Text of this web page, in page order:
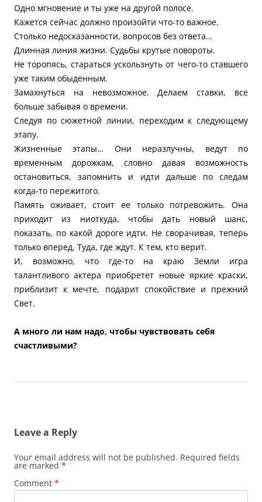
Одно мгновение и ты уже на другой полосе.
Кажется сейчас должно произойти что-то важное.
Столько недосказанности, вопросов без ответа…
Длинная линия жизни. Судьбы крутые повороты.
Не торопясь, стараться ускользнуть от чего-то ставшего
уже таким обыденным.
Замахнуться на невозможное. Делаем ставки, все
больше забывая о времени.
Следуя по сюжетной линии, переходим к следующему
этапу.
Жизненные этапы… Они неразлучны, ведут по
временным дорожкам, словно давая возможность
остановиться, запомнить и идти дальше по следам
когда-то пережитого.
Память оживает, стоит ее только потревожить. Она
приходит из ниоткуда, чтобы дать новый шанс,
показать, по какой дороге идти. Не сворачивая, теперь
только вперед. Туда, где ждут. К тем, кто верит.
И, возможно, что где-то на краю Земли игра
талантливого актера приобретет новые яркие краски,
приблизит к мечте, подарит спокойствие и прежний
Свет.
А много ли нам надо, чтобы чувствовать себя
счастливыми?
Leave a Reply
Your email address will not be published. Required fields
are marked *
Comment *